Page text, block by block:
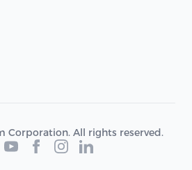
Corporation. All rights reserved.